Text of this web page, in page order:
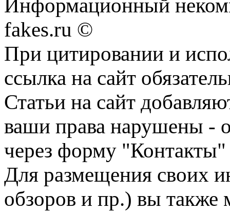
Информационный
fakes.ru ©
При цитировании и
ссылка на сайт
Статьи на сайт
ваши права нарушены -
через форму "Контакты"
Для размещения своих
обзоров и пр.) вы также